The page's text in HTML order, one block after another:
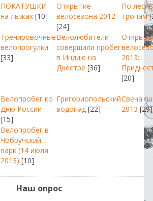
ПОКАТУШКИ
на лыжах [10]
Открытие
велосезона 2012
[24]
По
тропам
Тренировочные
велопрогулки
[33]
Велолюбители
совершили пробег
в Индию на
Днестре [36]
2013:
[20]
Велопробег ко
Дню России
[15]
Григориопольский
водопад [22]
Свеча
2013 [29]
Велопробег в
Чобручский
парк (14 июля
2013) [10]
Наш опрос